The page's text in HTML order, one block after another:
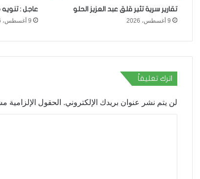
تقارير سرية تثير قلق عبد العزيز الحلو
9 أغسطس، 2026
عاجل :
9 أغسطس، 2026
اترك تعليقاً
لن يتم نشر عنوان بريدك الإلكتروني. الحقول الإلزامية